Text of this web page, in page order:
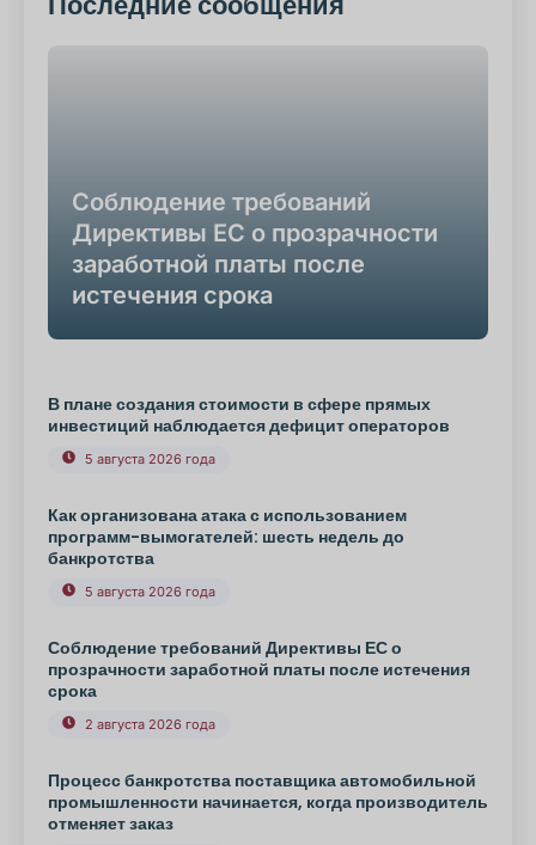
Соблюдение требований
Директивы ЕС о прозрачности
заработной платы после
истечения срока
В плане создания стоимости в сфере прямых
инвестиций наблюдается дефицит операторов
5 августа 2026 года
Как организована атака с использованием
программ-вымогателей: шесть недель до
банкротства
5 августа 2026 года
Соблюдение требований Директивы ЕС о
прозрачности заработной платы после истечения
срока
2 августа 2026 года
Процесс банкротства поставщика автомобильной
промышленности начинается, когда производитель
отменяет заказ